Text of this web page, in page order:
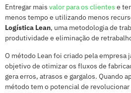
Entregar mais valor para os clientes e
menos tempo e utilizando menos
Logística Lean, uma metodologia de
produtividade e eliminação de
O método Lean foi criado pela empresa
objetivo de otimizar os fluxos de
gera erros, atrasos e gargalos. Quando
método tem o potencial de revolucionar